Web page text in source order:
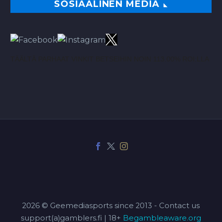
SOSIAALINEN MEDIA
2026 © Geemediasports since 2013 - Contact us
support(a)gamblers.fi | 18+ Begambleaware.org